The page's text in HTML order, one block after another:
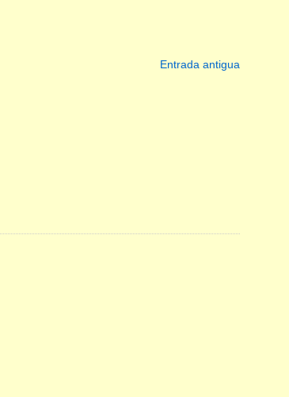
Entrada antigua